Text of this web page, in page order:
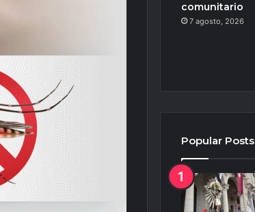
comunitario
7 agosto, 2026
Popular Posts